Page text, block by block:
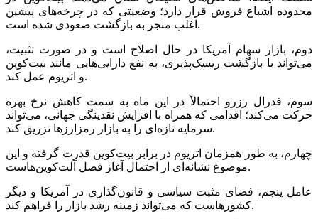
محدوده اشباع فروش قرار دارد؛ وضعیتی که در چرخه‌های پیشین
اغلب منجر به بازگشت صعودی شده است.
دوم، بازار سهام آمریکا در حال اصلاح است و در صورت تثبیت،
می‌تواند با بازگشت ریسک‌پذیری، به نفع دارایی‌هایی مانند بیت‌کوین
و اتریوم عمل کند.
سوم، فدرال رزرو احتمالاً در این ماه به سمت کاهش نرخ بهره
حرکت می‌کند؛ اقدامی که همراه با افزایش نقدینگی جهانی، می‌تواند
سرمایه تازه‌ای را به بازار رمزارز‌ها تزریق کند.
چهارم، به طور همزمان اتریوم در برابر بیت‌کوین قدرت گرفته و این
موضوع نشانه‌ای از احتمال آغاز فصل آلت‌کوین‌هاست.
عامل پنجم، فضای مثبت سیاسی و قانون‌گذاری در آمریکا و دیگر
کشورهاست که می‌تواند زمینه رشد بازار را فراهم کند.